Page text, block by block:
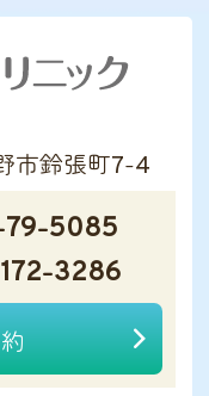
市鈴張町7-4
5085
3286